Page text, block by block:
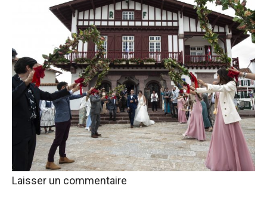
Laisser un commentaire